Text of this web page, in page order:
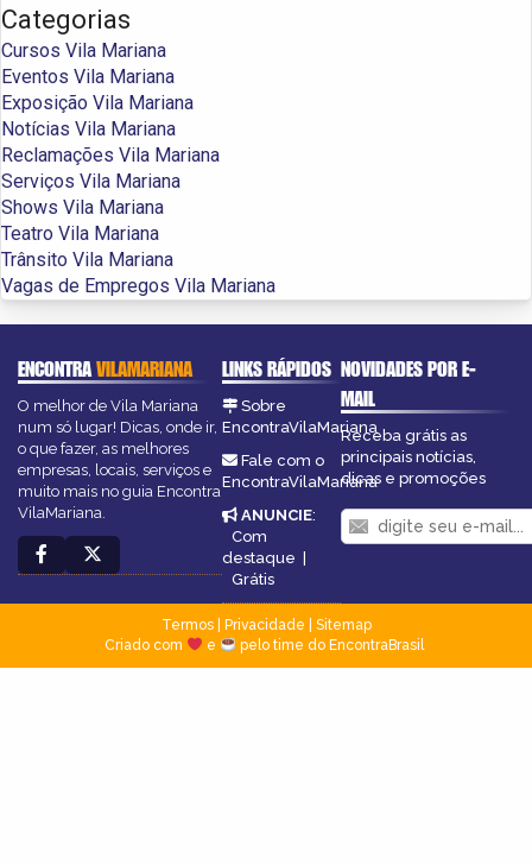
Categorias
Cursos Vila Mariana
Eventos Vila Mariana
Exposição Vila Mariana
Notícias Vila Mariana
Reclamações Vila Mariana
Serviços Vila Mariana
Shows Vila Mariana
Teatro Vila Mariana
Trânsito Vila Mariana
Vagas de Empregos Vila Mariana
ENCONTRAVILAMARIANA
O melhor de Vila Mariana
num só lugar! Dicas, onde ir,
o que fazer, as melhores
empresas, locais, serviços e
muito mais no guia Encontra
VilaMariana.
LINKS RÁPIDOS
Sobre
EncontraVilaMariana
Fale com o
EncontraVilaMariana
ANUNCIE:
Com
destaque |
Grátis
NOVIDADES POR E-
MAIL
Receba grátis as
principais notícias,
dicas e promoções
Termos| Privacidade
Sitemap
Criado com
e pelo time do EncontraBrasil